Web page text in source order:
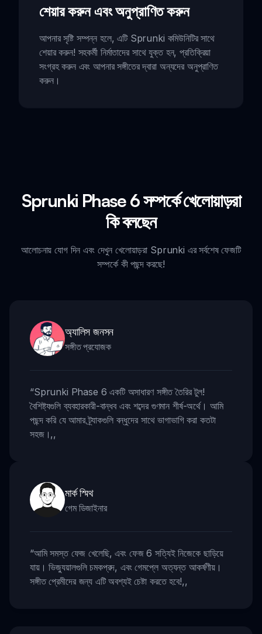
শেয়ার করুন এবং অনুপ্রাণিত করুন
আপনার সৃষ্টি সম্পন্ন হলে, এটি Sprunki কমিউনিটির সাথে
শেয়ার করুন! সহকর্মী নির্মাতাদের সাথে যুক্ত হন, প্রতিক্রিয়া
সংগ্রহ করুন এবং আপনার সঙ্গীতের দ্বারা অন্যদের অনুপ্রাণিত
করুন।
Sprunki Phase 6 সম্পর্কে খেলোয়াড়রা
কি বলছেন
আলোচনায় যোগ দিন এবং দেখুন খেলোয়াড়রা Sprunki এর সর্বশেষ ফেজটি
সম্পর্কে কী পছন্দ করছে!
অ্যালিস জনসন
সঙ্গীত প্রযোজক
“Sprunki Phase 6 একটি অসাধারণ সঙ্গীত তৈরির টুল!
বৈশিষ্ট্যগুলি ব্যবহারকারী-বান্ধব এবং শব্দের গুণমান শীর্ষ-অর্থে। আমি
পছন্দ করি যে আমার ট্র্যাকগুলি বন্ধুদের সাথে ভাগাভাগি করা কতটা
সহজ। ,,
মার্ক স্মিথ
গেম ডিজাইনার
“আমি সমস্ত ফেজ খেলেছি, এবং ফেজ 6 সত্যিই নিজেকে ছাড়িয়ে
যায়। ভিজ্যুয়ালগুলি চমকপ্রদ, এবং গেমপ্লে অত্যন্ত আকর্ষণীয়।
সঙ্গীত প্রেমীদের জন্য এটি অবশ্যই চেষ্টা করতে হবে!,,